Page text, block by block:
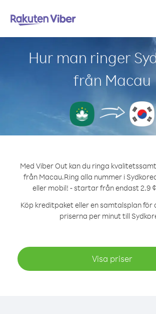
Hur man ringer
från Macau
Med Viber Out kan du ringa
från Macau.Ring alla nummer i
eller mobil! - startar från endast 2.9
Köp kreditpaket eller en samtalsplan
priserna per minut till
Visa priser